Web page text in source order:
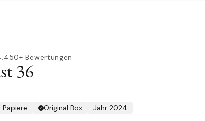
Bewertungen
36
Papiere Original Box Jahr 2024